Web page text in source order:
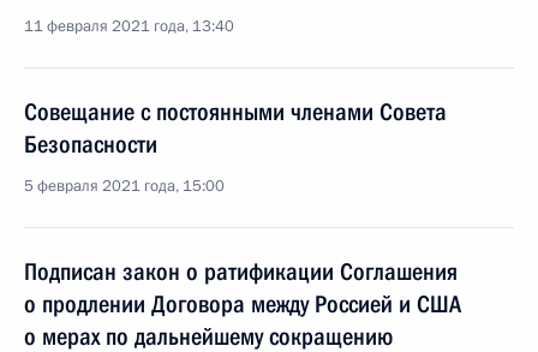
11 февраля 2021 года, 13:40
Совещание с постоянными членами Совета
Безопасности
5 февраля 2021 года, 15:00
Подписан закон о ратификации Соглашения
о продлении Договора между Россией и США
о мерах по дальнейшему сокращению